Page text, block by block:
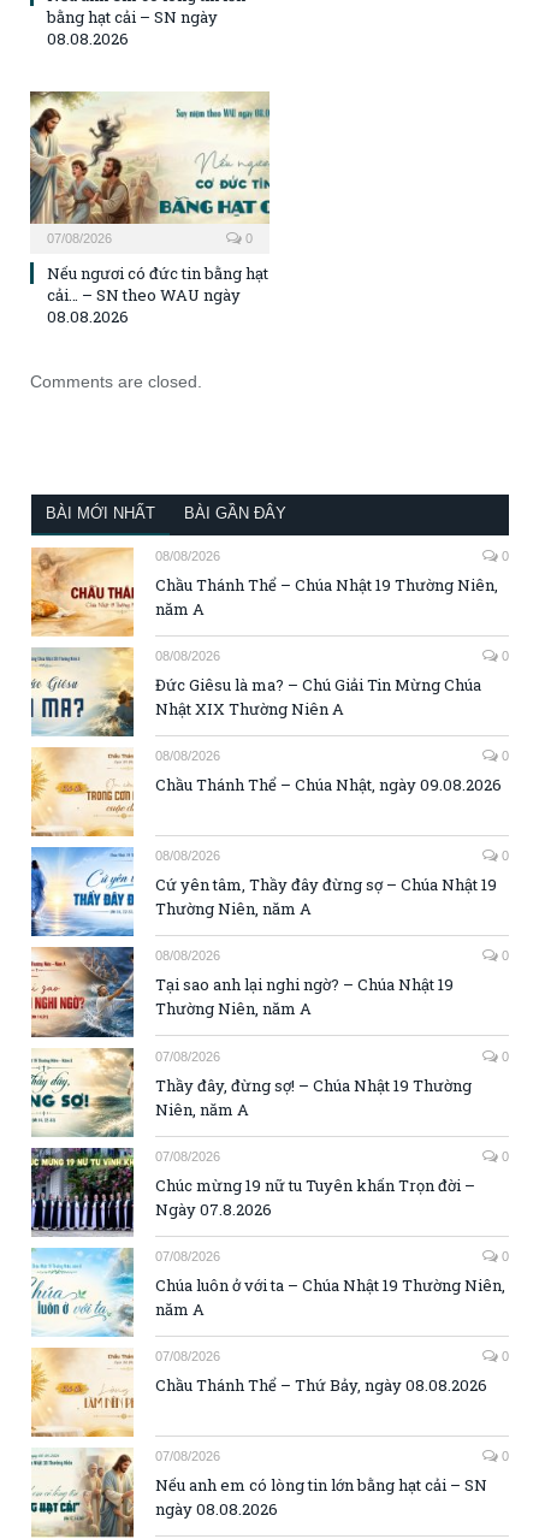
bằng hạt cải – SN ngày
08.08.2026
07/08/2026 0
Nếu ngươi có đức tin bằng hạt
cải… – SN theo WAU ngày
08.08.2026
Comments are closed.
BÀI MỚI NHẤT BÀI GẦN ĐÂY
08/08/2026 0
Chầu Thánh Thể – Chúa Nhật 19 Thường Niên,
năm A
08/08/2026 0
Đức Giêsu là ma? – Chú Giải Tin Mừng Chúa
Nhật XIX Thường Niên A
08/08/2026 0
Chầu Thánh Thể – Chúa Nhật, ngày 09.08.2026
08/08/2026 0
Cứ yên tâm, Thầy đây đừng sợ – Chúa Nhật 19
Thường Niên, năm A
08/08/2026 0
Tại sao anh lại nghi ngờ? – Chúa Nhật 19
Thường Niên, năm A
07/08/2026 0
Thầy đây, đừng sợ! – Chúa Nhật 19 Thường
Niên, năm A
07/08/2026 0
Chúc mừng 19 nữ tu Tuyên khấn Trọn đời –
Ngày 07.8.2026
07/08/2026 0
Chúa luôn ở với ta – Chúa Nhật 19 Thường Niên,
năm A
07/08/2026 0
Chầu Thánh Thể – Thứ Bảy, ngày 08.08.2026
07/08/2026 0
Nếu anh em có lòng tin lớn bằng hạt cải – SN
ngày 08.08.2026